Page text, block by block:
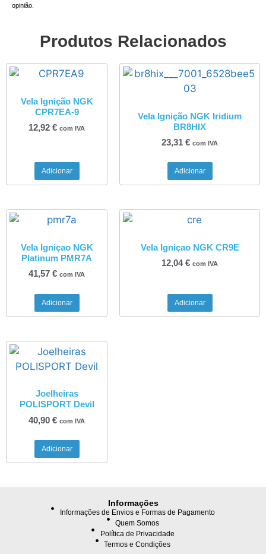
opinião.
Produtos Relacionados
Vela Ignição NGK
CPR7EA-9
12,92 € com IVA
Adicionar
Vela Ignição NGK Iridium
BR8HIX
23,31 € com IVA
Adicionar
Vela Igniçao NGK
Platinum PMR7A
41,57 € com IVA
Adicionar
Vela Igniçao NGK CR9E
12,04€ com IVA
Adicionar
Joelheiras
POLISPORT Devil
40,90 € com IVA
Adicionar
Informações
Informações de Envios e Formas de Pagamento
Quem Somos
Política de Privacidade
Termos e Condições